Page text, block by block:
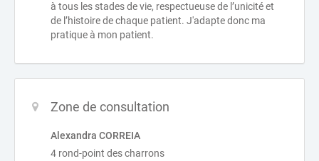
à tous les stades de vie, respectueuse de l’unicité et
de l’histoire de chaque patient. J'adapte donc ma
pratique à mon patient.
Zone de consultation
Alexandra CORREIA
4 rond-point des charrons